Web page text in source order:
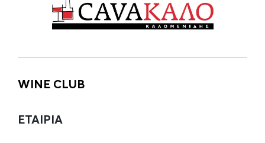
WINE CLUB
ΕΤΑΙΡΙΑ